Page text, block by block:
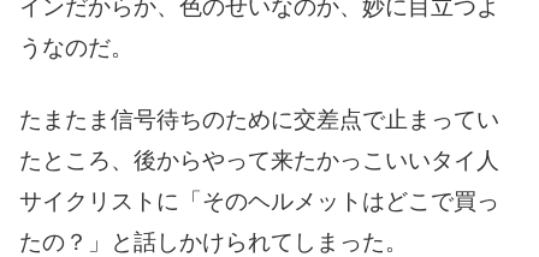
インだからか、色のせいなのか、妙に目立つよ
うなのだ。
たまたま信号待ちのために交差点で止まってい
たところ、後からやって来たかっこいいタイ人
サイクリストに「そのヘルメットはどこで買っ
たの？」と話しかけられてしまった。